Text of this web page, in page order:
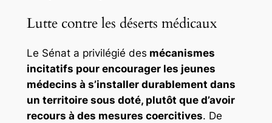
Lutte contre les déserts médicaux
Le Sénat a privilégié des mécanismes
incitatifs pour encourager les jeunes
médecins à s’installer durablement dans
un territoire sous doté, plutôt que d’avoir
recours à des mesures coercitives. De